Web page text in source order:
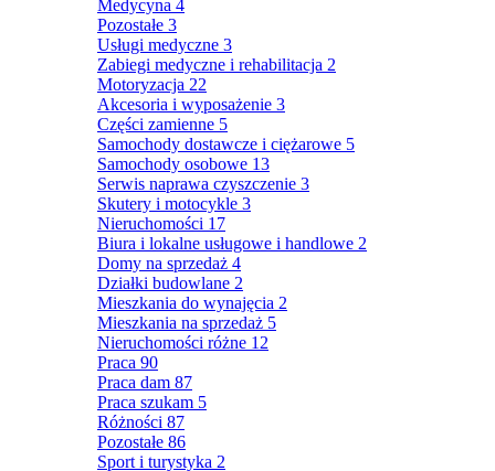
Medycyna 4
Pozostałe 3
Usługi medyczne 3
Zabiegi medyczne i rehabilitacja 2
Motoryzacja 22
Akcesoria i wyposażenie 3
Części zamienne 5
Samochody dostawcze i ciężarowe 5
Samochody osobowe 13
Serwis naprawa czyszczenie 3
Skutery i motocykle 3
Nieruchomości 17
Biura i lokalne usługowe i handlowe 2
Domy na sprzedaż 4
Działki budowlane 2
Mieszkania do wynajęcia 2
Mieszkania na sprzedaż 5
Nieruchomości różne 12
Praca 90
Praca dam 87
Praca szukam 5
Różności 87
Pozostałe 86
Sport i turystyka 2